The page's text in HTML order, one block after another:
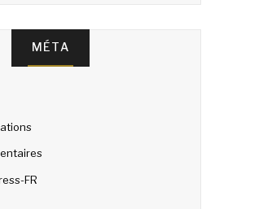
MÉTA
FR